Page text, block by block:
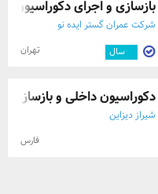
بازسازی و اجرای دکوراسیون
شرکت عمران گستر ایده نو
سال تهران
دکوراسیون داخلی و بازسازی
شیراز دیزاین
فارس